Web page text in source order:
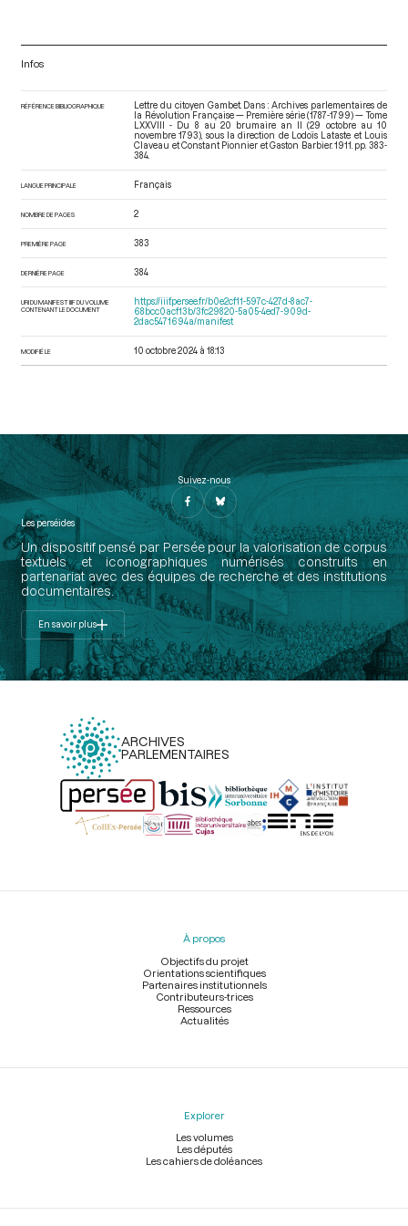
Infos
RÉFÉRENCE BIBLIOGRAPHIQUE
Lettre du citoyen Gambet. Dans : Archives parlementaires de
la Révolution Française — Première série (1787-1799) — Tome
LXXVIII - Du 8 au 20 brumaire an II (29 octobre au 10
novembre 1793) , sous la direction de Lodoïs Lataste et Louis
Claveau et Constant Pionnier et Gaston Barbier. 1911. pp. 383-
384.
LANGUE PRINCIPALE Français
NOMBRE DE PAGES 2
PREMIÈRE PAGE 383
DERNIÈRE PAGE 384
URI DU MANIFEST IIIF DU VOLUME
CONTENANT LE DOCUMENT
https://iiif.persee.fr/b0e2cf11-597c-427d-8ac7-
68bcc0acf13b/3fc29820-5a05-4ed7-909d-
2dac5471694a/manifest
MODIFIÉ LE 10 octobre 2024 à 18:13
Suivez-nous
Les perséides
Un dispositif pensé par Persée pour la valorisation de corpus
textuels et iconographiques numérisés construits en
partenariat avec des équipes de recherche et des institutions
documentaires.
En savoir plus
ARCHIVES
PARLEMENTAIRES
Menu
À propos
Objectifs du projet
Orientations scientifiques
Partenaires institutionnels
Contributeurs-trices
Ressources
Actualités
Explorer
Les volumes
Les députés
Les cahiers de doléances